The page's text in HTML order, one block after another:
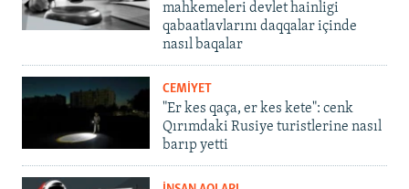
mahkemeleri devlet hainligi
qabaatlavlarını daqqalar içinde
nasıl baqalar
CEMİYET
"Er kes qaça, er kes kete": cenk
Qırımdaki Rusiye turistlerine nasıl
barıp yetti